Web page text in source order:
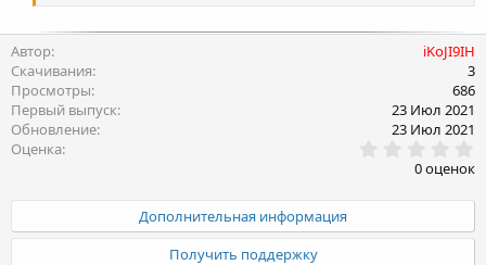
Автор
iKoJI9IH
Скачивания
3
Просмотры
686
Первый выпуск
23 Июл 2021
Обновление
23 Июл 2021
Оценка
.
0
0
в
ё
0 оценок
Дополнительная информация
Получить поддержку